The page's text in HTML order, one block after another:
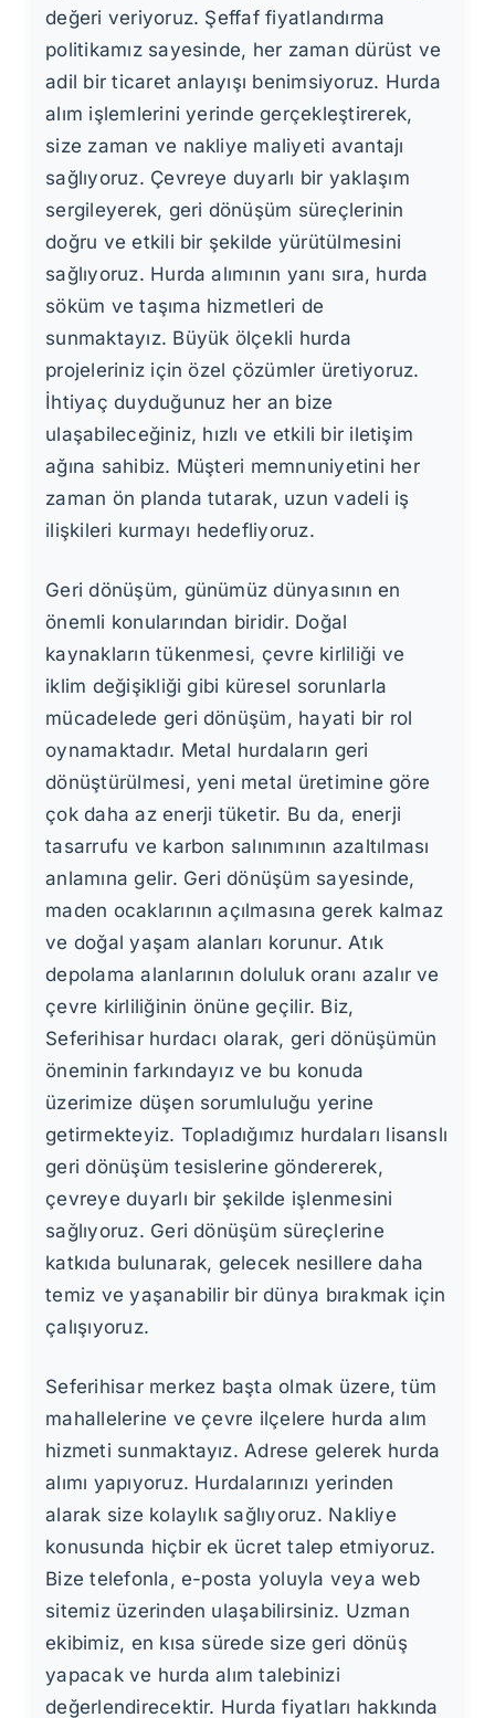
değeri veriyoruz. Şeffaf fiyatlandırma
politikamız sayesinde, her zaman dürüst ve
adil bir ticaret anlayışı benimsiyoruz. Hurda
alım işlemlerini yerinde gerçekleştirerek,
size zaman ve nakliye maliyeti avantajı
sağlıyoruz. Çevreye duyarlı bir yaklaşım
sergileyerek, geri dönüşüm süreçlerinin
doğru ve etkili bir şekilde yürütülmesini
sağlıyoruz. Hurda alımının yanı sıra, hurda
söküm ve taşıma hizmetleri de
sunmaktayız. Büyük ölçekli hurda
projeleriniz için özel çözümler üretiyoruz.
İhtiyaç duyduğunuz her an bize
ulaşabileceğiniz, hızlı ve etkili bir iletişim
ağına sahibiz. Müşteri memnuniyetini her
zaman ön planda tutarak, uzun vadeli iş
ilişkileri kurmayı hedefliyoruz.
Geri dönüşüm, günümüz dünyasının en
önemli konularından biridir. Doğal
kaynakların tükenmesi, çevre kirliliği ve
iklim değişikliği gibi küresel sorunlarla
mücadelede geri dönüşüm, hayati bir rol
oynamaktadır. Metal hurdaların geri
dönüştürülmesi, yeni metal üretimine göre
çok daha az enerji tüketir. Bu da, enerji
tasarrufu ve karbon salınımının azaltılması
anlamına gelir. Geri dönüşüm sayesinde,
maden ocaklarının açılmasına gerek kalmaz
ve doğal yaşam alanları korunur. Atık
depolama alanlarının doluluk oranı azalır ve
çevre kirliliğinin önüne geçilir. Biz,
Seferihisar hurdacı olarak, geri dönüşümün
öneminin farkındayız ve bu konuda
üzerimize düşen sorumluluğu yerine
getirmekteyiz. Topladığımız hurdaları lisanslı
geri dönüşüm tesislerine göndererek,
çevreye duyarlı bir şekilde işlenmesini
sağlıyoruz. Geri dönüşüm süreçlerine
katkıda bulunarak, gelecek nesillere daha
temiz ve yaşanabilir bir dünya bırakmak için
çalışıyoruz.
Seferihisar merkez başta olmak üzere, tüm
mahallelerine ve çevre ilçelere hurda alım
hizmeti sunmaktayız. Adrese gelerek hurda
alımı yapıyoruz. Hurdalarınızı yerinden
alarak size kolaylık sağlıyoruz. Nakliye
konusunda hiçbir ek ücret talep etmiyoruz.
Bize telefonla, e-posta yoluyla veya web
sitemiz üzerinden ulaşabilirsiniz. Uzman
ekibimiz, en kısa sürede size geri dönüş
yapacak ve hurda alım talebinizi
değerlendirecektir. Hurda fiyatları hakkında